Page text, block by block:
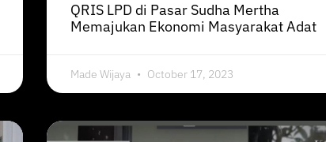
QRIS LPD di Pasar Sudha Mertha
Memajukan Ekonomi Masyarakat Adat
Made Wijaya October 17, 2023